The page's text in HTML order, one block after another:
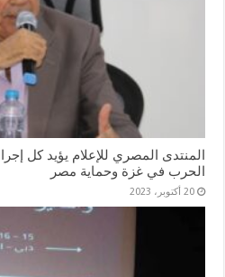
المنتدى المصري للإعلام يؤيد كل
الحرب في غزة وحماية مصر
20 أكتوبر، 2023